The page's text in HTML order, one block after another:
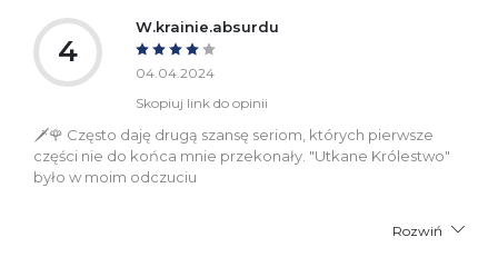
4
W.krainie.absurdu
04.04.2024
Skopiuj link do opinii
🗡🌹 Często daję drugą szansę seriom, których pierwsze
części nie do końca mnie przekonały. "Utkane Królestwo"
było w moim odczuciu
Rozwiń